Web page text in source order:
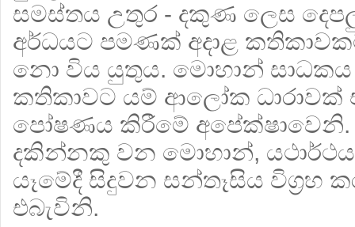
සමස්තය උතුර - දකුණ ලෙස
අර්ධයට පමණක් අදාළ
නො විය යුතුය. මොහාන්
කතිකාවට යම් ආලෝක ධාරාවක්
පෝෂණය කිරීමේ
දකින්නකු වන මොහාන්,
යෑමේදී සිදුවන සන්තෑසිය විග්‍රහ
එබැවිනි.